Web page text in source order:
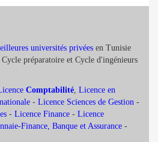
universités privées en Tunisie
préparatoire et Cycle d'ingénieurs
Comptabilité, Licence en
- Licence Sciences de Gestion -
- Licence Finance - Licence
Finance, Banque et Assurance -